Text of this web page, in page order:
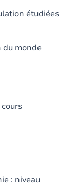
étudiées
du monde
: niveau